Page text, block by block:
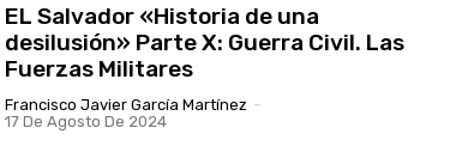
EL Salvador «Historia de una
desilusión» Parte X: Guerra Civil. Las
Fuerzas Militares
Francisco Javier García Martínez -
17 De Agosto De 2024